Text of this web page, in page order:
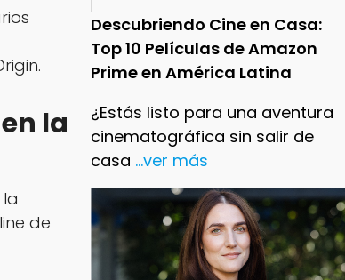
Descubriendo Cine en Casa:
Top 10 Películas de Amazon
Prime en América Latina
¿Estás listo para una aventura
cinematográfica sin salir de
casa ...ver más
la
de